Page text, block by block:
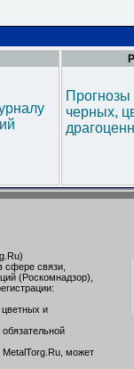
черных,
сфере связи,
(Роскомнадзор),
цветных и
может